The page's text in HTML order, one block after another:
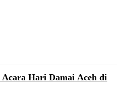
Hari Damai Aceh di